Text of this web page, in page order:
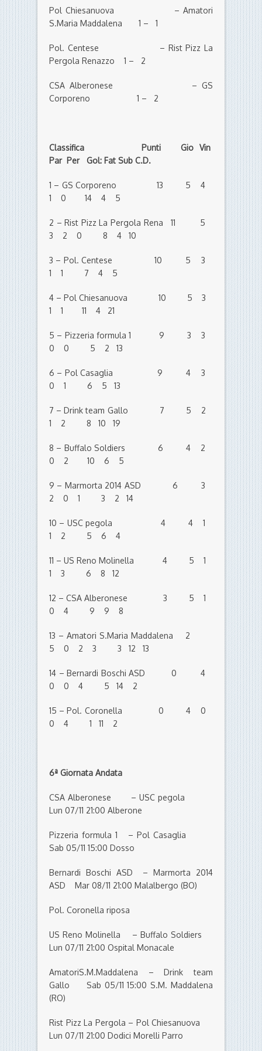
Pol Chiesanuova – Amatori
S.Maria Maddalena 1 – 1
Pol. Centese – Rist Pizz La
Pergola Renazzo 1 – 2
CSA Alberonese – GS
Corporeno 1 – 2
Classifica Punti Gio Vin
Par Per Gol: Fat Sub C.D.
1 – GS Corporeno 13 5 4
1 0 14 4 5
2 – Rist Pizz La Pergola Rena 11 5
3 2 0 8 4 10
3 – Pol. Centese 10 5 3
1 1 7 4 5
4 – Pol Chiesanuova 10 5 3
1 1 11 4 21
5 – Pizzeria formula 1 9 3 3
0 0 5 2 13
6 – Pol Casaglia 9 4 3
0 1 6 5 13
7 – Drink team Gallo 7 5 2
1 2 8 10 19
8 – Buffalo Soldiers 6 4 2
0 2 10 6 5
9 – Marmorta 2014 ASD 6 3
2 0 1 3 2 14
10 – USC pegola 4 4 1
1 2 5 6 4
11 – US Reno Molinella 4 5 1
1 3 6 8 12
12 – CSA Alberonese 3 5 1
0 4 9 9 8
13 – Amatori S.Maria Maddalena 2
5 0 2 3 3 12 13
14 – Bernardi Boschi ASD 0 4
0 0 4 5 14 2
15 – Pol. Coronella 0 4 0
0 4 1 11 2
6ª Giornata Andata
CSA Alberonese – USC pegola
Lun 07/11 21:00 Alberone
Pizzeria formula 1 – Pol Casaglia
Sab 05/11 15:00 Dosso
Bernardi Boschi ASD – Marmorta 2014
ASD Mar 08/11 21:00 Malalbergo (BO)
Pol. Coronella riposa
US Reno Molinella – Buffalo Soldiers
Lun 07/11 21:00 Ospital Monacale
AmatoriS.M.Maddalena – Drink team
Gallo Sab 05/11 15:00 S.M. Maddalena
(RO)
Rist Pizz La Pergola – Pol Chiesanuova
Lun 07/11 21:00 Dodici Morelli Parro